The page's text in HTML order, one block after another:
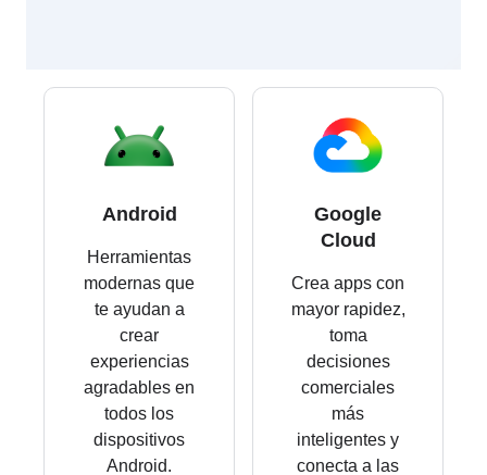
Android
Herramientas
modernas que
te ayudan a
crear
experiencias
agradables en
todos los
dispositivos
Android.
Google
Cloud
Crea apps con
mayor rapidez,
toma
decisiones
comerciales
más
inteligentes y
conecta a las